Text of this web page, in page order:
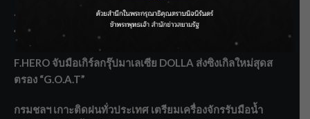
ราชเลขานุการในพระองค์ฯ ติดตามโครงการหุบกะพง–ห้วย
ทรายใต้ เสริมความมั่นคงน้ำเพชรบุรี
F.HERO จับมือเกิร์ลกรุ๊ปมาเลเซีย DOLLA ส่งซิงเกิลใหม่สุดส
ตรอง “G.O.A.T”
กรมชลฯ เกาะติดฝนทั่วประเทศ เตรียมเครื่องจักรรับมือน้ำ